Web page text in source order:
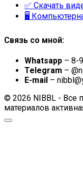
✅ Скачать
🖥
Связь со мной:
Whatsapp – 8-
Telegram –
E-mail –
© 2026 NIBBL - Все
материалов